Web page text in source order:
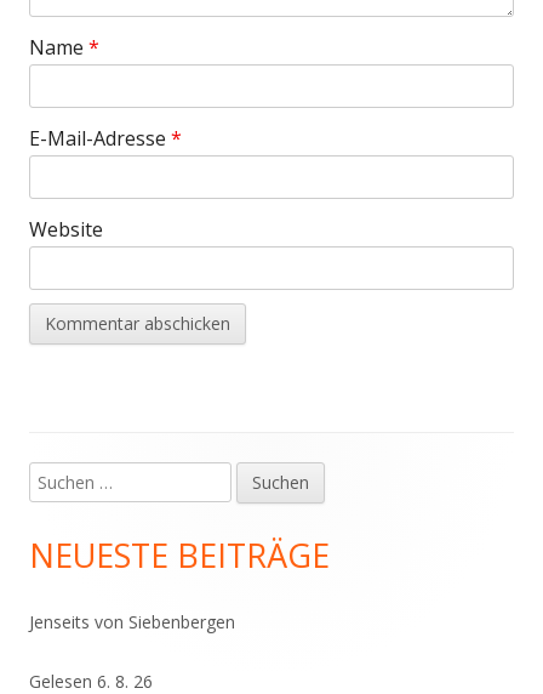
Name *
E-Mail-Adresse *
Website
Haupt-
Seitenleiste
Suchen
nach:
NEUESTE BEITRÄGE
Jenseits von Siebenbergen
Gelesen 6. 8. 26